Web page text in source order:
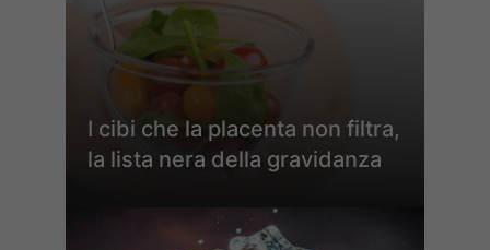
I cibi che la placenta non filtra,
la lista nera della gravidanza